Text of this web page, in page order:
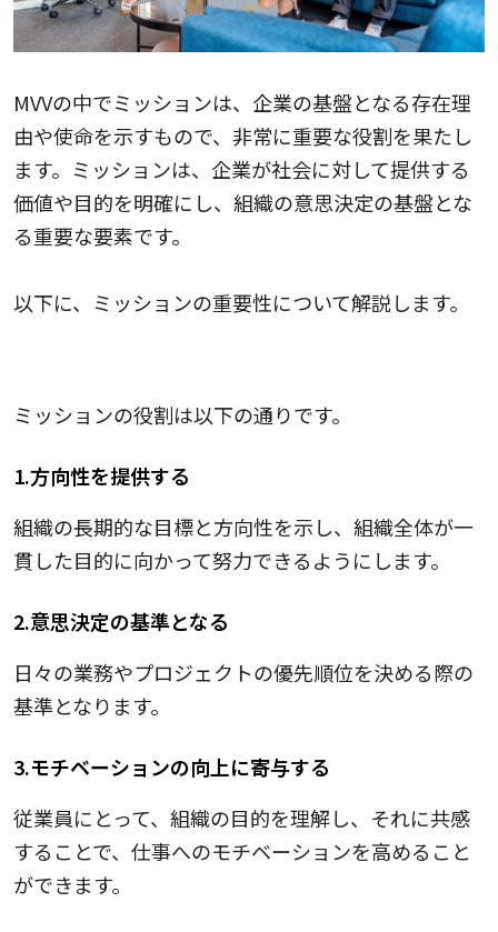
MVVの中でミッションは、企業の基盤となる存在理
由や使命を示すもので、非常に重要な役割を果たし
ます。ミッションは、企業が社会に対して提供する
価値や目的を明確にし、組織の意思決定の基盤とな
る重要な要素です。
以下に、ミッションの重要性について解説します。
ミッションの役割は以下の通りです。
1.方向性を提供する
組織の長期的な目標と方向性を示し、組織全体が一
貫した目的に向かって努力できるようにします。
2.意思決定の基準となる
日々の業務やプロジェクトの優先順位を決める際の
基準となります。
3.モチベーションの向上に寄与する
従業員にとって、組織の目的を理解し、それに共感
することで、仕事へのモチベーションを高めること
ができます。